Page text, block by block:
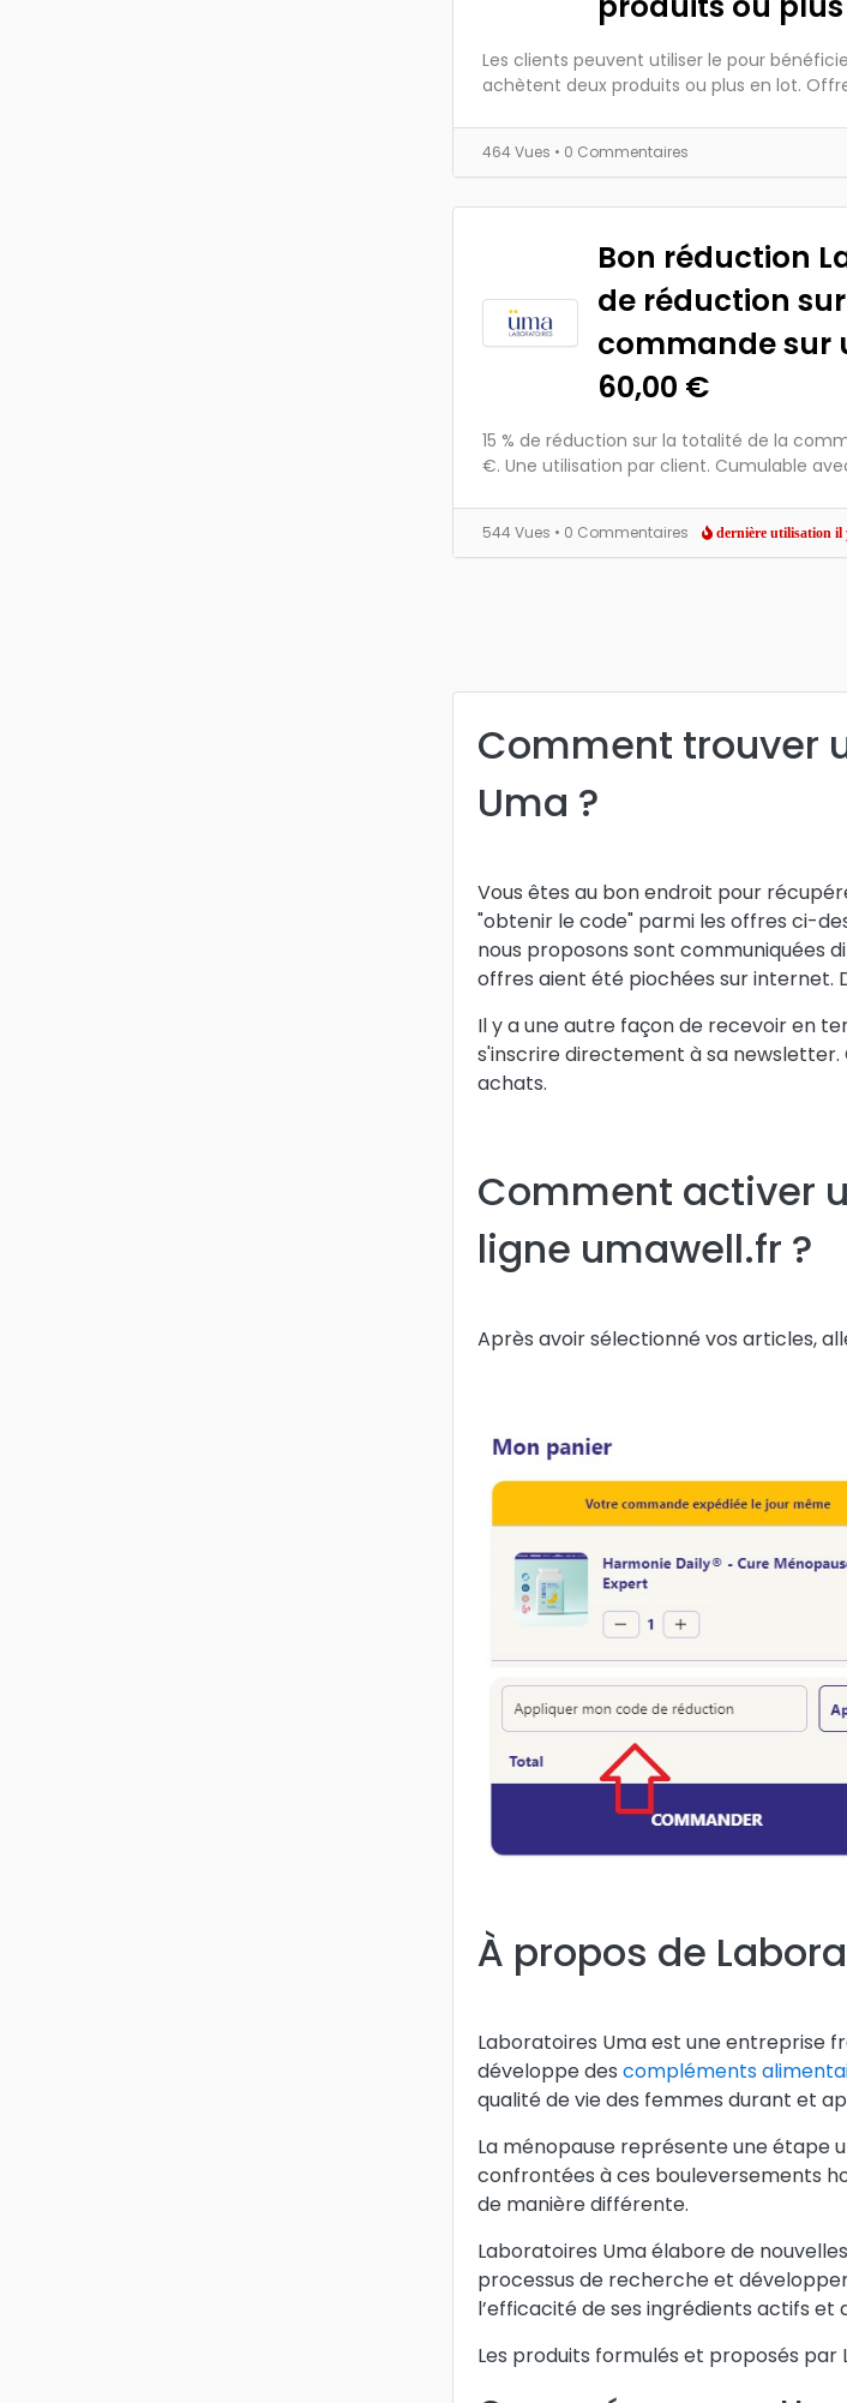
Les clients peuvent utiliser le pour
achètent deux produits ou plus en lot.
464 Vues • 0 Commentaires
Bon réduction
de réduction
commande sur
60,00 €
15 % de réduction sur la totalité de la
€. Une utilisation par client. Cumulable
544 Vues • 0 Commentaires dernière utilisation il
Comment trouver
Uma ?
Vous êtes au bon endroit pour
"obtenir le code" parmi les offres ci-
nous proposons sont communiquées
offres aient été piochées sur internet.
Il y a une autre façon de recevoir en
s'inscrire directement à sa newsletter.
achats.
Comment activer
ligne umawell.fr ?
Après avoir sélectionné vos articles,
À propos de
Laboratoires Uma est une entreprise
développe des compléments
qualité de vie des femmes durant et
La ménopause représente une étape
confrontées à ces bouleversements
de manière différente.
Laboratoires Uma élabore de
processus de recherche et
l’efficacité de ses ingrédients actifs
Les produits formulés et proposés par